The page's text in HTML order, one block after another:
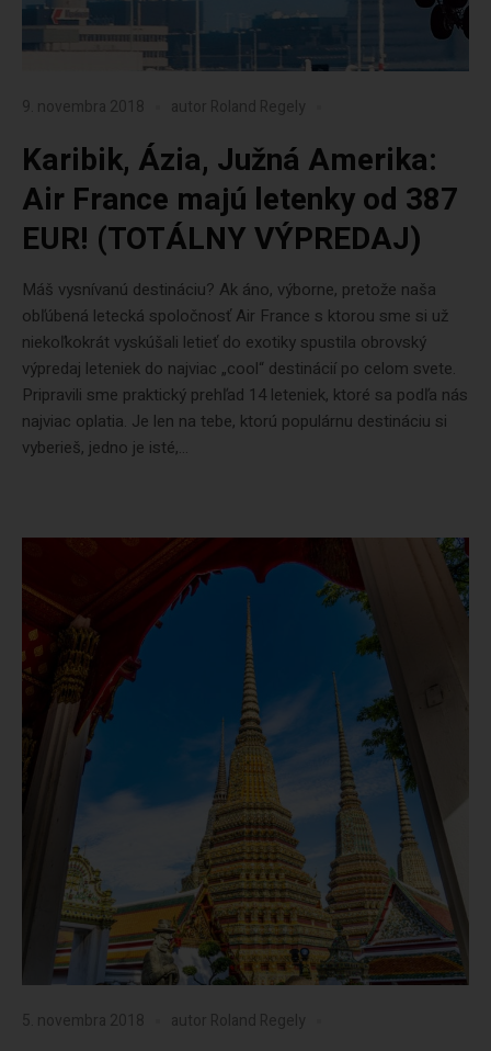
9. novembra 2018 autor Roland Regely
Karibik, Ázia, Južná Amerika:
Air France majú letenky od 387
EUR! (TOTÁLNY VÝPREDAJ)
Máš vysnívanú destináciu? Ak áno, výborne, pretože naša
obľúbená letecká spoločnosť Air France s ktorou sme si už
niekoľkokrát vyskúšali letieť do exotiky spustila obrovský
výpredaj leteniek do najviac „cool“ destinácií po celom svete.
Pripravili sme praktický prehľad 14 leteniek, ktoré sa podľa nás
najviac oplatia. Je len na tebe, ktorú populárnu destináciu si
vyberieš, jedno je isté,...
5. novembra 2018 autor Roland Regely